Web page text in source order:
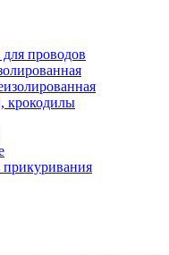
проводов
крокодилы